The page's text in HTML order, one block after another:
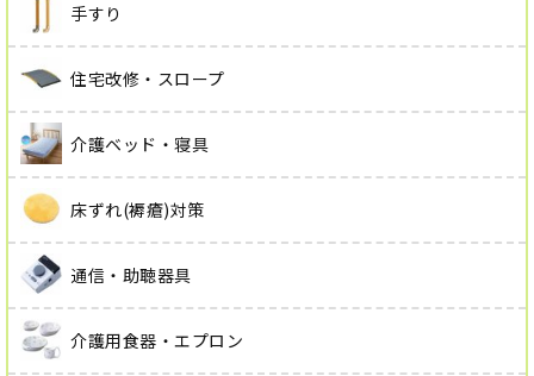
手すり
住宅改修・スロープ
介護ベッド・寝具
床ずれ(褥瘡)対策
通信・助聴器具
介護用食器・エプロン